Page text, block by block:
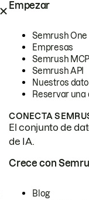
Empezar
Semrush One
Empresas
Semrush MCP
Semrush API
Nuestros
Reservar una
CONECTA
El conjunto de
de IA.
Crece con
Blog